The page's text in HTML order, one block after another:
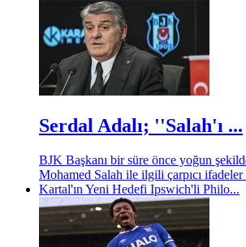
Serdal Adalı; ''Salah'ı ...
BJK Başkanı bir süre önce yoğun
Mohamed Salah ile ilgili çarpıcı
Kartal'ın Yeni Hedefi Ipswich'li Philo...